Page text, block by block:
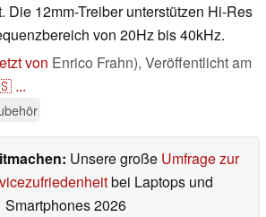
Die 12mm-Treiber unterstützen Hi-Res
von 20Hz bis 40kHz.
von Enrico Frahn), Veröffentlicht am
...
Unsere große Umfrage zur
bei Laptops und
Smartphones 2026